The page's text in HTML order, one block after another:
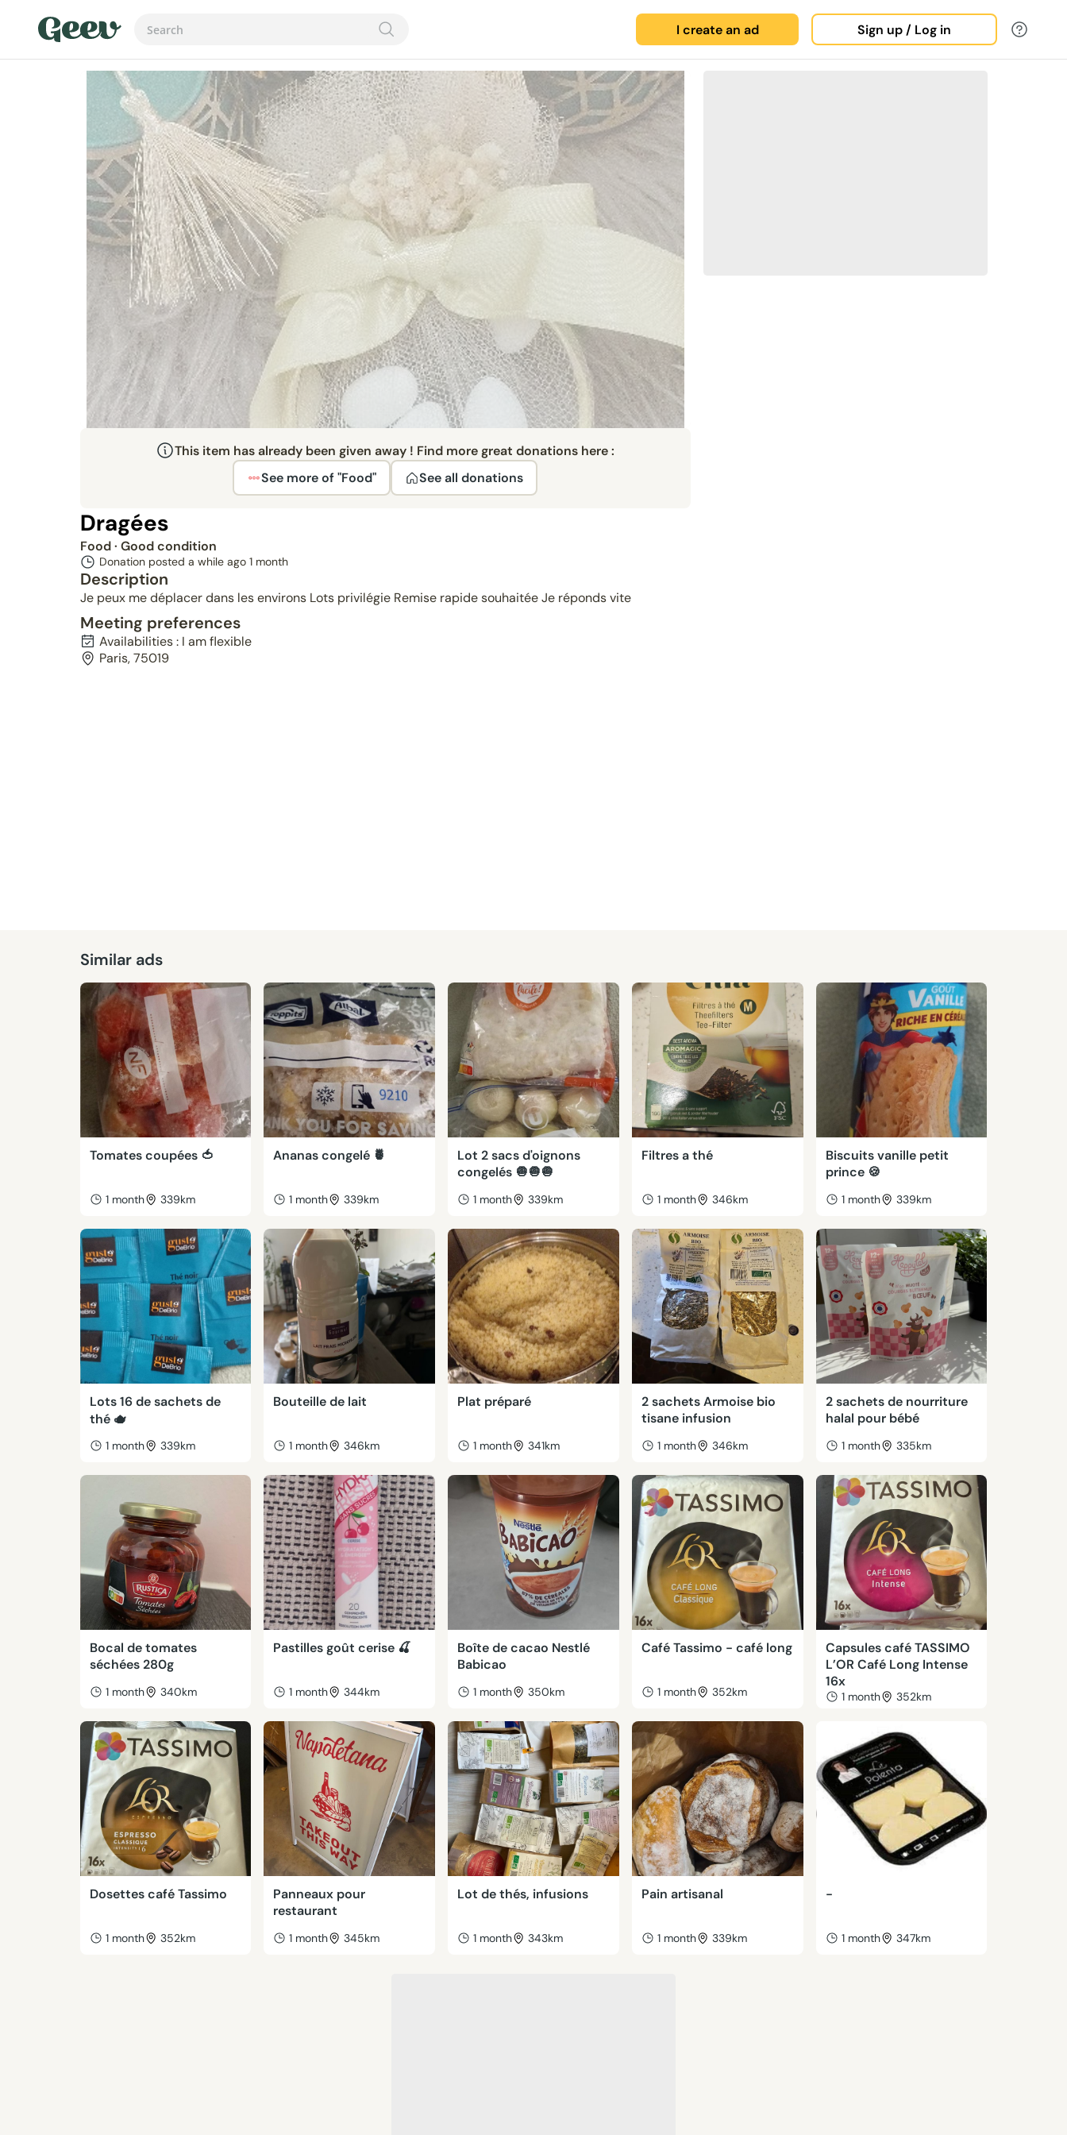
I create an ad Sign up / Log in
This item has already been given away ! Find more great donations here :
See more of "Food"
See all donations
Dragées
Food· Good condition
Donation posted a while ago 1 month
Description
Je peux me déplacer dans les environs Lots privilégie Remise rapide souhaitée Je réponds vite
Meeting preferences
Availabilities : I am flexible
Paris, 75019
Similar ads
Tomates coupées 🍅
1 month 339km
Ananas congelé 🍍
1 month 339km
Lot 2 sacs d'oignons
congelés 🧅🧅🧅
1 month 339km
Filtres a thé
1 month 346km
Biscuits vanille petit
prince 🍪
1 month 339km
Lots 16 de sachets de
thé 🫖
1 month 339km
Bouteille de lait
1 month 346km
Plat préparé
1 month 341km
2 sachets Armoise bio
tisane infusion
1 month 346km
2 sachets de nourriture
halal pour bébé
1 month 335km
Bocal de tomates
séchées 280g
1 month 340km
Pastilles goût cerise 🍒
1 month 344km
Boîte de cacao Nestlé
Babicao
1 month 350km
Café Tassimo - café long
1 month 352km
Capsules café TASSIMO
L’OR Café Long Intense
16x
1 month 352km
Dosettes café Tassimo
1 month 352km
Panneaux pour
restaurant
1 month 345km
Lot de thés, infusions
1 month 343km
Pain artisanal
1 month 339km
-
1 month 347km